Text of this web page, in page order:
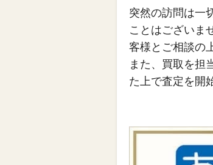
突然の訪問は一
ことはございま
客様とご相談の
また、買取を担
た上で査定を開